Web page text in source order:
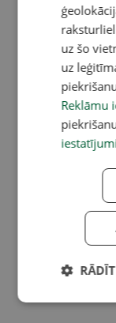
uz šo
uz
Reklāmu